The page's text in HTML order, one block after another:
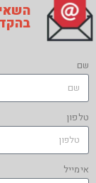
שם
טלפון
אימייל